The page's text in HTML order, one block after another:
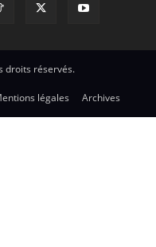
droits réservés.
légales Archives